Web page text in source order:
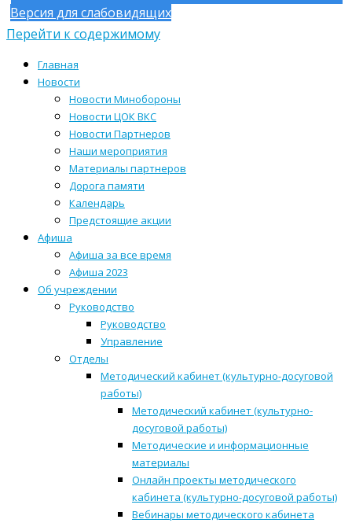
Версия для слабовидящих
Перейти к содержимому
Главная
Новости
Новости Минобороны
Новости ЦОК ВКС
Новости Партнеров
Наши мероприятия
Материалы партнеров
Дорога памяти
Календарь
Предстоящие акции
Афиша
Афиша за все время
Афиша 2023
Об учреждении
Руководство
Руководство
Управление
Отделы
Методический кабинет (культурно-досуговой
работы)
Методический кабинет (культурно-
досуговой работы)
Методические и информационные
материалы
Онлайн проекты методического
кабинета (культурно-досуговой работы)
Вебинары методического кабинета